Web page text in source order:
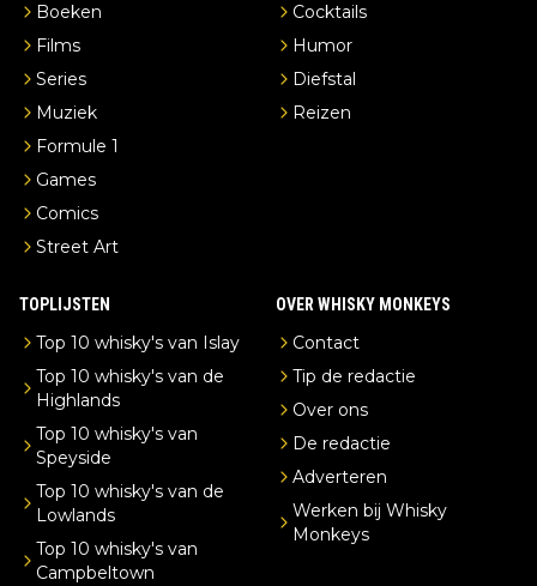
Boeken
Films
Series
Muziek
Formule 1
Games
Comics
Street Art
Cocktails
Humor
Diefstal
Reizen
TOPLIJSTEN
Top 10 whisky's van Islay
Top 10 whisky's van de
Highlands
Top 10 whisky's van
Speyside
Top 10 whisky's van de
Lowlands
Top 10 whisky's van
Campbeltown
OVER WHISKY MONKEYS
Contact
Tip de redactie
Over ons
De redactie
Adverteren
Werken bij Whisky
Monkeys